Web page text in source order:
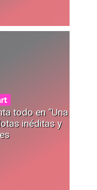
todo en “Una
inéditas y